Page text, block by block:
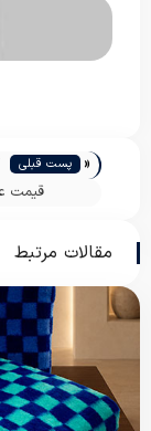
« پست قبلی
قیمت
مقالات مرتبط